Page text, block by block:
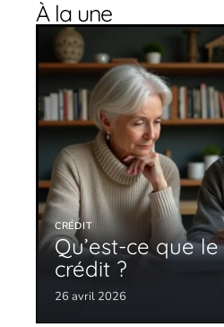
À la une
CRÉDIT
Qu’est-ce que
crédit ?
26 avril 2026